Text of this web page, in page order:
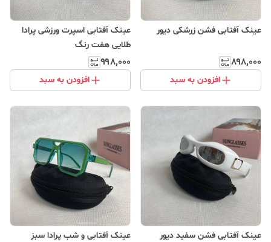
عینک آفتابی فشن زرشکی دیور
۸۹۸٬۰۰۰
افزودن به سبد
عینک آفتابی اسپرت ورزشی پرادا
طلایی هفت رنگ
۹۹۸٬۰۰۰
افزودن به سبد
عینک آفتابی فشن سفید دیور عینک آفتابی و شب پرادا سبز